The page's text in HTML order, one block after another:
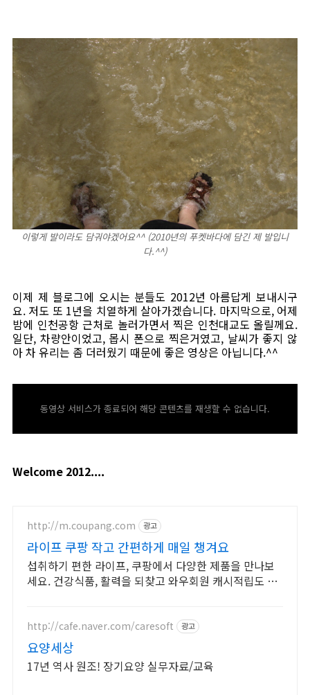
이렇게 발이라도 담궈야겠어요^^ (2010년의 푸켓바다에 담긴 제 발입니
다.^^)
이제 제 블로그에 오시는 분들도 2012년 아름답게 보내시구
요. 저도 또 1년을 치열하게 살아가겠습니다. 마지막으로, 어제
밤에 인천공항 근처로 놀러가면서 찍은 인천대교도 올릴께요.
일단, 차량안이었고, 몹시 폰으로 찍은거였고, 날씨가 좋지 않
아 차 유리는 좀 더러웠기 때문에 좋은 영상은 아닙니다.^^
동영상 서비스가 종료되어 해당 콘텐츠를 재생할 수 없습니다.
Welcome 2012....
http://m.coupang.com 광고
라이프 쿠팡 작고 간편하게 매일 챙겨요
섭취하기 편한 라이프, 쿠팡에서 다양한 제품을 만나보
세요. 건강식품, 활력을 되찾고 와우회원 캐시적립도 받
http://cafe.naver.com/caresoft 광고
요양세상
17년 역사 원조! 장기요양 실무자료/교육